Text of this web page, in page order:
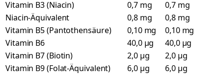
Vitamin B3 (Niacin)
0,7 mg
0,7 mg
Niacin-Äquivalent
0,8 mg
0,8 mg
Vitamin B5 (Pantothensäure)
0,10 mg
0,10 mg
Vitamin B6
40,0 µg
40,0 µg
Vitamin B7 (Biotin)
2,0 µg
2,0 µg
Vitamin B9 (Folat-Äquivalent)
6,0 µg
6,0 µg